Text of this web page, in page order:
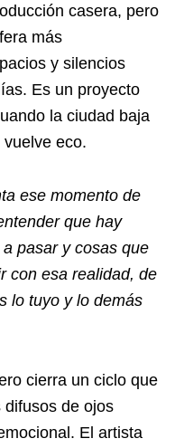
casera, pero
más
y silencios
Es un proyecto
la ciudad baja
eco.
ese momento de
que hay
pasar y cosas que
con esa realidad, de
lo tuyo y lo demás
cierra un ciclo que
difusos de ojos
El artista